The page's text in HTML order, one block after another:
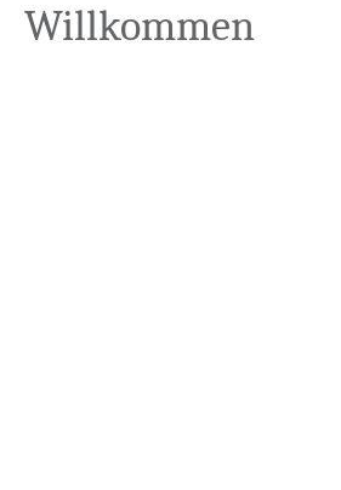
Willkommen